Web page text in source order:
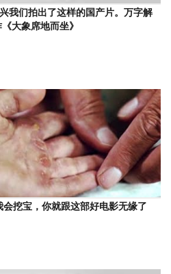
我们拍出了这样的国产片。万字解
大象席地而坐》
会挖宝，你就跟这部好电影无缘了